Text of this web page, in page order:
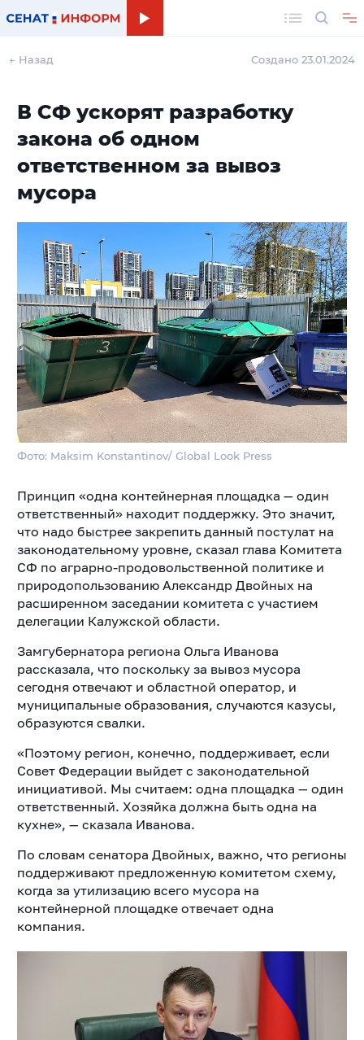
← Назад Создано 23.01.2024
В СФ ускорят разработку
закона об одном
ответственном за вывоз
мусора
Фото: Maksim Konstantinov/ Global Look Press
Принцип «одна контейнерная площадка — один
ответственный» находит поддержку. Это значит,
что надо быстрее закрепить данный постулат на
законодательному уровне, сказал глава Комитета
СФ по аграрно-продовольственной политике и
природопользованию Александр Двойных на
расширенном заседании комитета с участием
делегации Калужской области.
Замгубернатора региона Ольга Иванова
рассказала, что поскольку за вывоз мусора
сегодня отвечают и областной оператор, и
муниципальные образования, случаются казусы,
образуются свалки.
«Поэтому регион, конечно, поддерживает, если
Совет Федерации выйдет с законодательной
инициативой. Мы считаем: одна площадка — один
ответственный. Хозяйка должна быть одна на
кухне», — сказала Иванова.
По словам сенатора Двойных, важно, что регионы
поддерживают предложенную комитетом схему,
когда за утилизацию всего мусора на
контейнерной площадке отвечает одна
компания.